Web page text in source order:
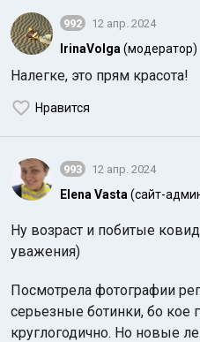
992 12 апр. 2024
IrinaVolga (модератор)
Налегке, это прям красота!
Нравится
993 12 апр. 2024
Elena Vasta (сайт-
Ну возраст и побитые
уважения)
Посмотрела фотографии
серьезные ботинки, бо
круглогодично. Но новые